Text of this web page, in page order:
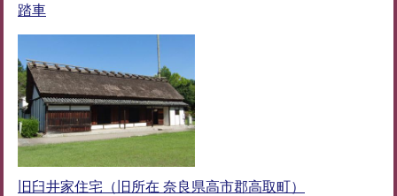
踏車
旧臼井家住宅（旧所在 奈良県高市郡高取町）